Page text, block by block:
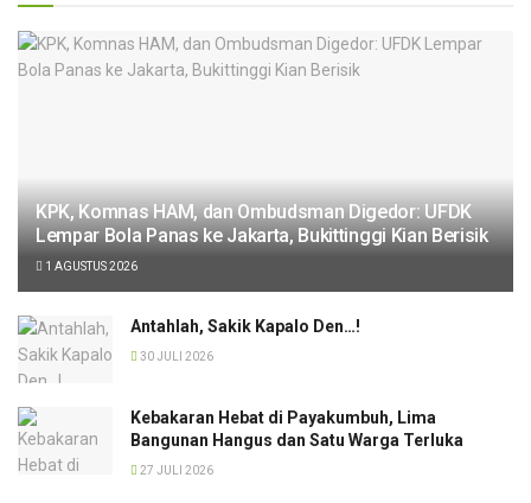
KPK, Komnas HAM, dan Ombudsman Digedor: UFDK
Lempar Bola Panas ke Jakarta, Bukittinggi Kian Berisik
1 AGUSTUS 2026
Antahlah, Sakik Kapalo Den…!
30 JULI 2026
Kebakaran Hebat di Payakumbuh, Lima
Bangunan Hangus dan Satu Warga Terluka
27 JULI 2026